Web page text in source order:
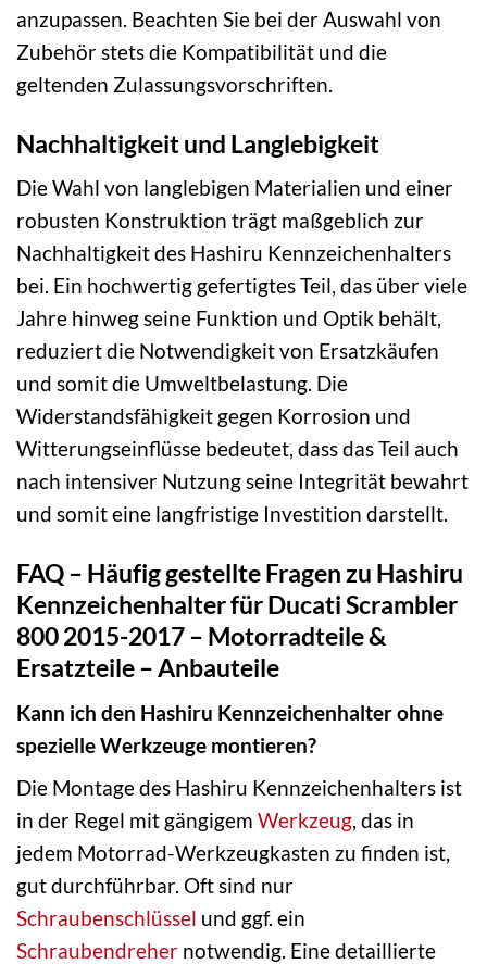
anzupassen. Beachten Sie bei der Auswahl von
Zubehör stets die Kompatibilität und die
geltenden Zulassungsvorschriften.
Nachhaltigkeit und Langlebigkeit
Die Wahl von langlebigen Materialien und einer
robusten Konstruktion trägt maßgeblich zur
Nachhaltigkeit des Hashiru Kennzeichenhalters
bei. Ein hochwertig gefertigtes Teil, das über viele
Jahre hinweg seine Funktion und Optik behält,
reduziert die Notwendigkeit von Ersatzkäufen
und somit die Umweltbelastung. Die
Widerstandsfähigkeit gegen Korrosion und
Witterungseinflüsse bedeutet, dass das Teil auch
nach intensiver Nutzung seine Integrität bewahrt
und somit eine langfristige Investition darstellt.
FAQ – Häufig gestellte Fragen zu Hashiru
Kennzeichenhalter für Ducati Scrambler
800 2015-2017 – Motorradteile &
Ersatzteile – Anbauteile
Kann ich den Hashiru Kennzeichenhalter ohne
spezielle Werkzeuge montieren?
Die Montage des Hashiru Kennzeichenhalters ist
in der Regel mit gängigem Werkzeug, das in
jedem Motorrad-Werkzeugkasten zu finden ist,
gut durchführbar. Oft sind nur
Schraubenschlüssel und ggf. ein
Schraubendreher notwendig. Eine detaillierte